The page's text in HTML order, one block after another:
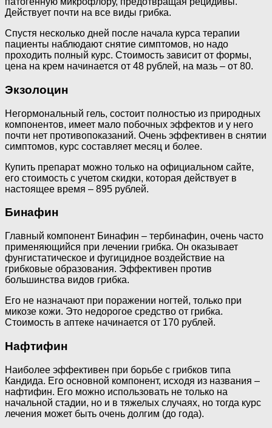
Действует почти на все виды грибка.
Спустя несколько дней после начала курса терапии
пациенты наблюдают снятие симптомов, но надо
проходить полный курс. Стоимость зависит от формы,
цена на крем начинается от 48 рублей, на мазь – от 80.
Экзолоцин
Негормональный гель, состоит полностью из природных
компонентов, имеет мало побочных эффектов и у него
почти нет противопоказаний. Очень эффективен в снятии
симптомов, курс составляет месяц и более.
Купить препарат можно только на официальном сайте,
его стоимость с учетом скидки, которая действует в
настоящее время – 895 рублей.
Бинафин
Главный компонент Бинафин – тербинафин, очень часто
применяющийся при лечении грибка. Он оказывает
фунгистатическое и фугицидное воздействие на
грибковые образования. Эффективен против
большинства видов грибка.
Его не назначают при поражении ногтей, только при
микозе кожи. Это недорогое средство от грибка.
Стоимость в аптеке начинается от 170 рублей.
Нафтифин
Наиболее эффективен при борьбе с грибков типа
Кандида. Его основной компонент, исходя из названия –
нафтифин. Его можно использовать не только на
начальной стадии, но и в тяжелых случаях, но тогда курс
лечения может быть очень долгим (до года).